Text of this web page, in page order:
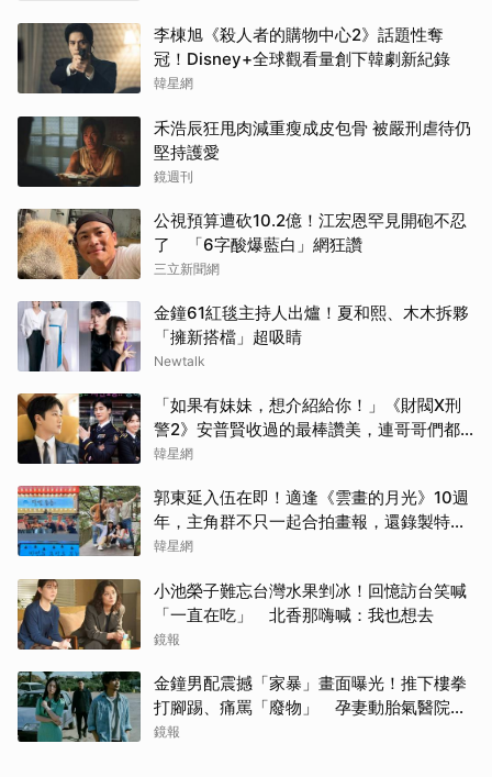
李棟旭《殺人者的購物中心2》話題性奪
冠！Disney+全球觀看量創下韓劇新紀錄
韓星網
禾浩辰狂甩肉減重瘦成皮包骨 被嚴刑虐待仍
堅持護愛
鏡週刊
公視預算遭砍10.2億！江宏恩罕見開砲不忍
了 「6字酸爆藍白」網狂讚
三立新聞網
金鐘61紅毯主持人出爐！夏和熙、木木拆夥
「擁新搭檔」超吸睛
Newtalk
「如果有妹妹，想介紹給你！」《財閥X刑
警2》安普賢收過的最棒讚美，連哥哥們都
認證的好品格～
韓星網
郭東延入伍在即！適逢《雲畫的月光》10週
年，主角群不只一起合拍畫報，還錄製特別
節目
韓星網
小池榮子難忘台灣水果剉冰！回憶訪台笑喊
「一直在吃」 北香那嗨喊：我也想去
鏡報
金鐘男配震撼「家暴」畫面曝光！推下樓拳
打腳踢、痛罵「廢物」 孕妻動胎氣醫院爆
激烈衝突
鏡報